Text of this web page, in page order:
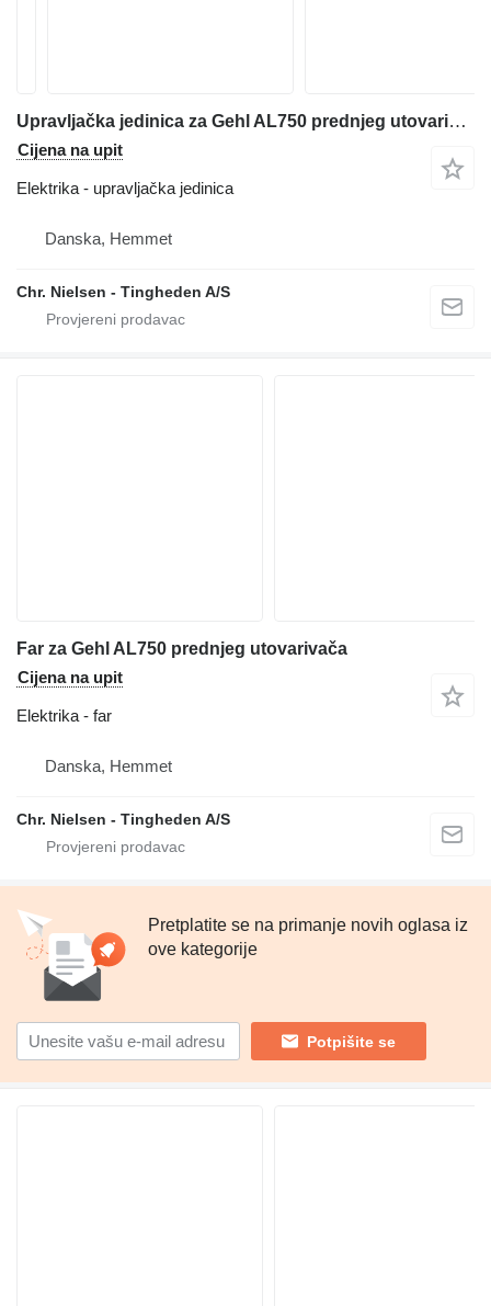
Upravljačka jedinica za Gehl AL750 prednjeg utovarivača
Cijena na upit
Elektrika - upravljačka jedinica
Danska, Hemmet
Chr. Nielsen - Tingheden A/S
Far za Gehl AL750 prednjeg utovarivača
Cijena na upit
Elektrika - far
Danska, Hemmet
Chr. Nielsen - Tingheden A/S
Pretplatite se na primanje novih oglasa iz
ove kategorije
Potpišite se